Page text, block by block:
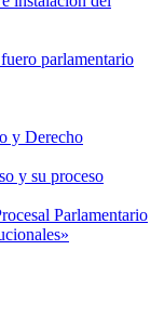
parlamentario
y Derecho
y su proceso
Parlamentario